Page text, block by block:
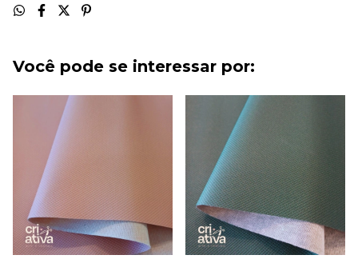
Você pode se interessar por: